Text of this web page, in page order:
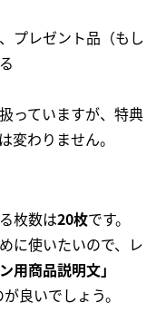
プレゼント品（もし
っていますが、特典
変わりません。
枚数は20枚です。
に使いたいので、レ
用商品説明文」
良いでしょう。